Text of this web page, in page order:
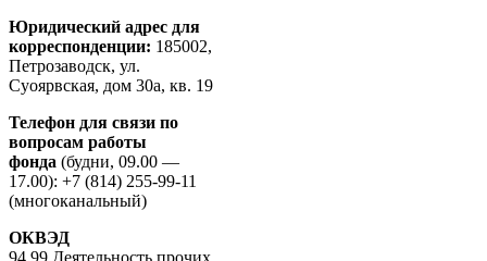
Юридический адрес для
корреспонденции: 185002,
Петрозаводск, ул.
Суоярвская, дом 30а, кв. 19
Телефон для связи по
вопросам работы
фонда (будни, 09.00 —
17.00): +7 (814) 255-99-11
(многоканальный)
ОКВЭД
94.99 Деятельность прочих